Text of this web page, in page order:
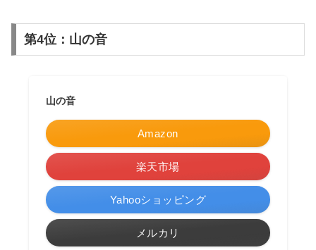
第4位：山の音
山の音
Amazon
楽天市場
Yahooショッピング
メルカリ